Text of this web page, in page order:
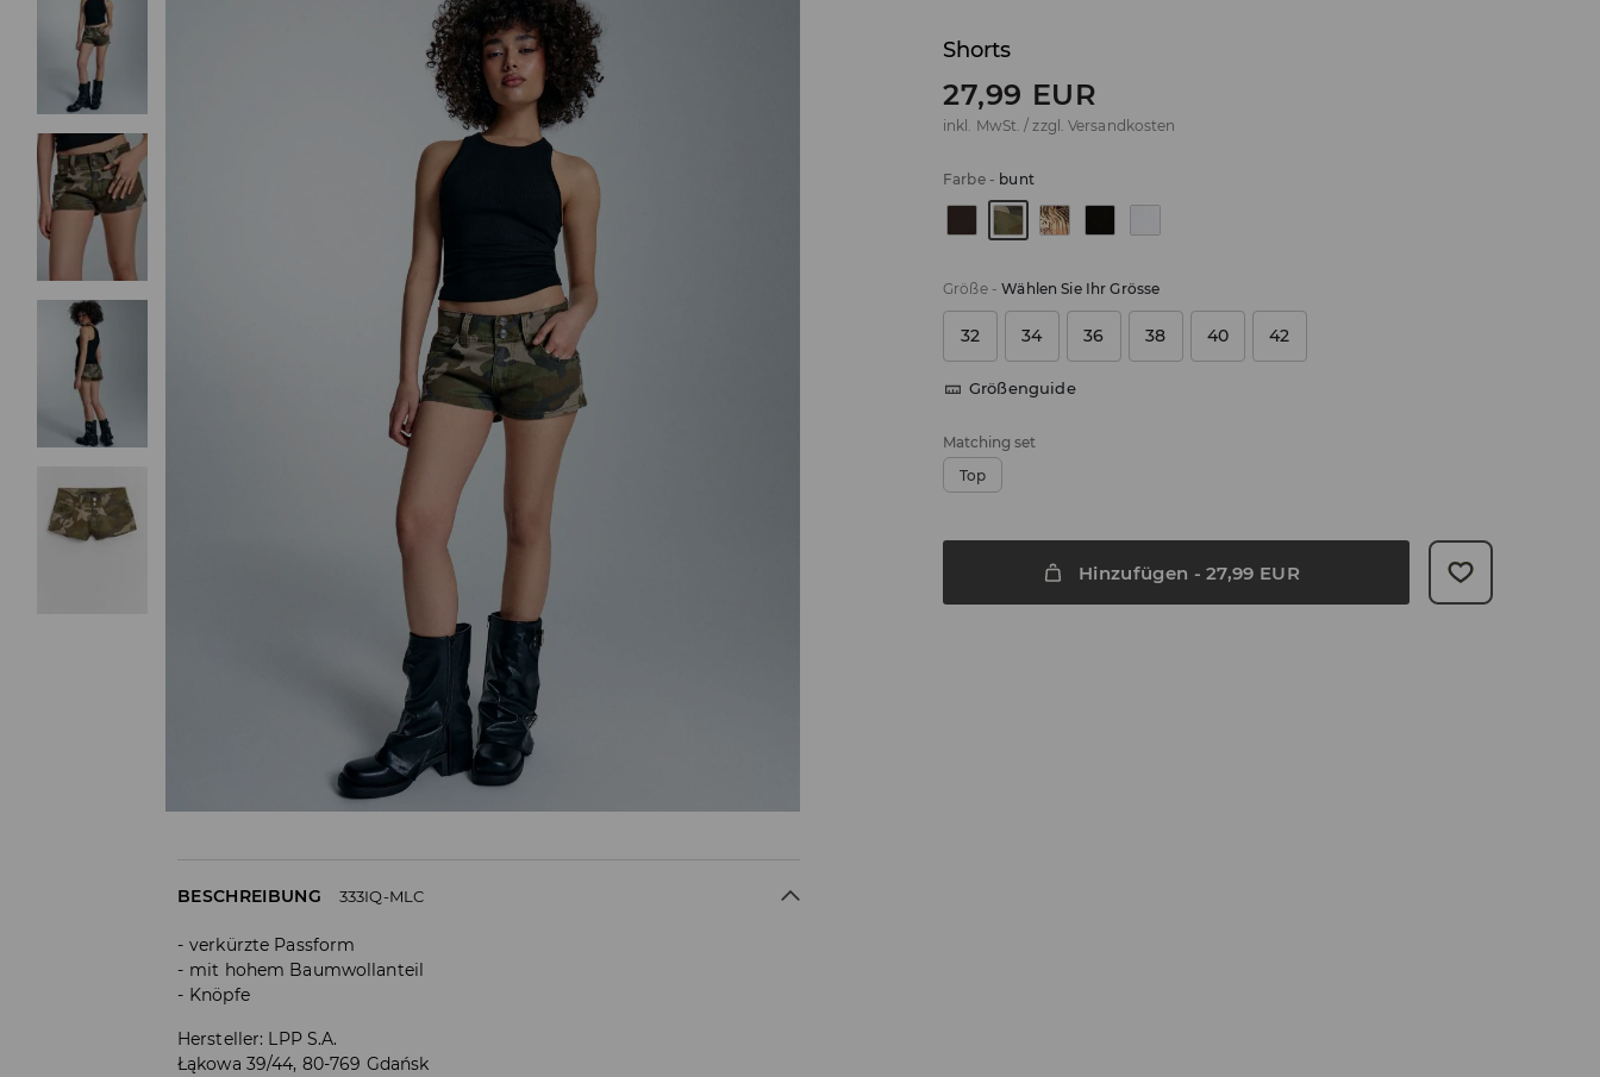
Shorts
27,99 EUR
inkl. MwSt. / zzgl. Versandkosten
Farbe- bunt
Größe-Wählen Sie Ihr Grösse
32 34 36 38 40 42
Größenguide
Matching set
Top
Hinzufügen -27,99 EUR
BESCHREIBUNG 333IQ-MLC
verkürzte Passform
mit hohem Baumwollanteil
Knöpfe
Hersteller: LPP S.A.
Łąkowa 39/44, 80-769 Gdańsk